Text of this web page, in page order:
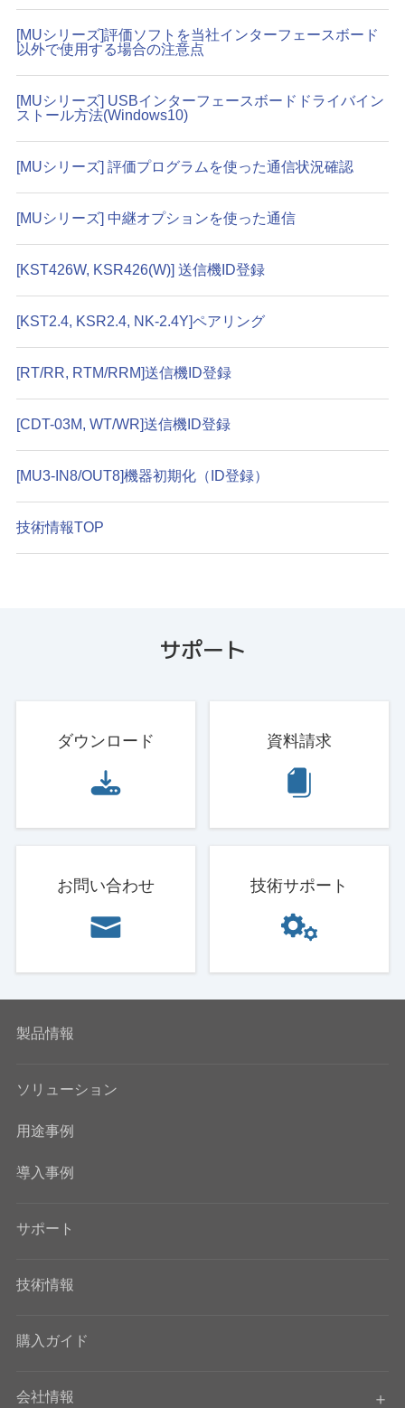
[MUシリーズ]評価ソフトを当社インターフェースボード
以外で使用する場合の注意点
[MUシリーズ] USBインターフェースボードドライバイン
ストール方法(Windows10)
[MUシリーズ] 評価プログラムを使った通信状況確認
[MUシリーズ] 中継オプションを使った通信
[KST426W, KSR426(W)] 送信機ID登録
[KST2.4, KSR2.4, NK-2.4Y]ペアリング
[RT/RR, RTM/RRM]送信機ID登録
[CDT-03M, WT/WR]送信機ID登録
[MU3-IN8/OUT8]機器初期化（ID登録）
技術情報TOP
サポート
ダウンロード 資料請求
お問い合わせ 技術サポート
製品情報
ソリューション
用途事例
導入事例
サポート
技術情報
購入ガイド
会社情報